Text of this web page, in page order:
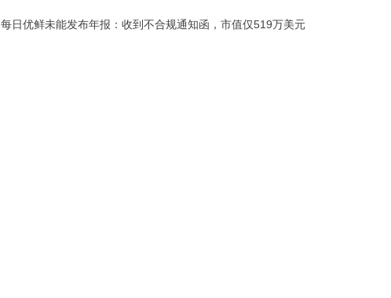
每日优鲜未能发布年报：收到不合规通知函，市值仅519万美元